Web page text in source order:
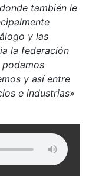
también le
y las
la federación
y así entre
e industrias»